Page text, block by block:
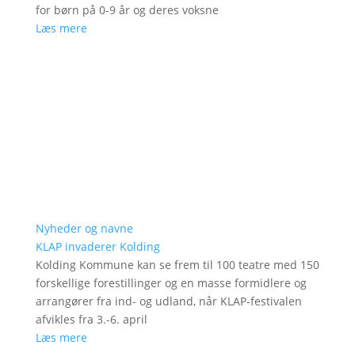
for børn på 0-9 år og deres voksne
Læs mere
Nyheder og navne
KLAP invaderer Kolding
Kolding Kommune kan se frem til 100 teatre med 150
forskellige forestillinger og en masse formidlere og
arrangører fra ind- og udland, når KLAP-festivalen
afvikles fra 3.-6. april
Læs mere